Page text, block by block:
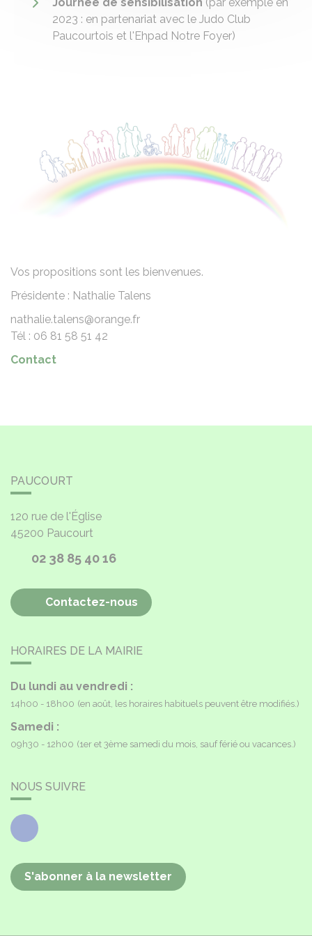
2023 : en partenariat avec le Judo Club
Paucourtois et l'Ehpad Notre Foyer)
Vos propositions sont les bienvenues.
Présidente : Nathalie Talens
nathalie.talens@orange.fr
Tél : 06 81 58 51 42
Contact
PAUCOURT
120 rue de l'Église
45200 Paucourt
02 38 85 40 16
Contactez-nous
HORAIRES DE LA MAIRIE
Du lundi au vendredi :
14h00 - 18h00 (en août, les horaires habituels peuvent être modifiés.)
Samedi :
09h30 - 12h00 (1er et 3ème samedi du mois, sauf férié ou vacances.)
NOUS SUIVRE
Facebook
S'abonner à la newsletter